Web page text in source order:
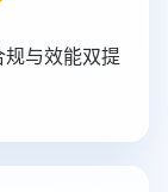
与效能双提